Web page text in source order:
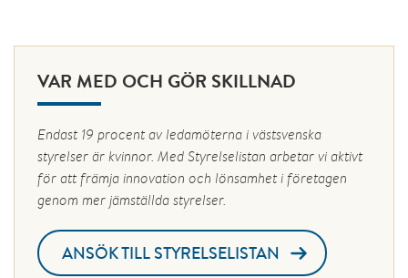
VAR MED OCH GÖR SKILLNAD
Endast 19 procent av ledamöterna i västsvenska
styrelser är kvinnor. Med Styrelselistan arbetar vi aktivt
för att främja innovation och lönsamhet i företagen
genom mer jämställda styrelser.
ANSÖK TILL STYRELSELISTAN